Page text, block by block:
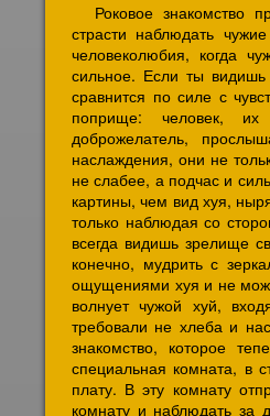
Роковое знакомство
страсти наблюдать
человеколюбия, когда
сильное. Если ты видишь
сравнится по силе с
поприще: человек, их
доброжелатель,
наслаждения, они не
не слабее, а подчас и
картины, чем вид хуя,
только наблюдая со
всегда видишь зрелище
конечно, мудрить с
ощущениями хуя и не
волнует чужой хуй,
требовали не хлеба и
знакомство, которое
специальная комната, в
плату. В эту комнату
комнату и наблюдать за